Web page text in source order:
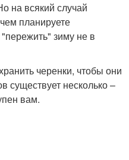
на всякий случай
планируете
зиму не в
черенки, чтобы они
существует несколько –
вам.